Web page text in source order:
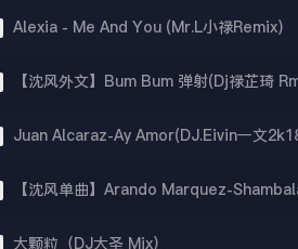
Alexia - Me And You (Mr.L小禄Remix)
【沈风外文】Bum Bum 弹射(Dj禄芷琦
Juan Alcaraz-Ay Amor(DJ.Eivin一文
大颗粒（DJ大圣 Mix）